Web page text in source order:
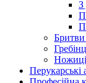
З
Перукарські